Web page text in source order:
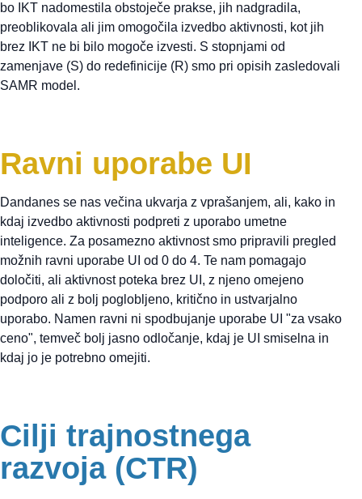
bo IKT nadomestila obstoječe prakse, jih nadgradila,
preoblikovala ali jim omogočila izvedbo aktivnosti, kot jih
brez IKT ne bi bilo mogoče izvesti. S stopnjami od
zamenjave (S) do redefinicije (R) smo pri opisih zasledovali
SAMR model.
Ravni uporabe UI
Dandanes se nas večina ukvarja z vprašanjem, ali, kako in
kdaj izvedbo aktivnosti podpreti z uporabo umetne
inteligence. Za posamezno aktivnost smo pripravili pregled
možnih ravni uporabe UI od 0 do 4. Te nam pomagajo
določiti, ali aktivnost poteka brez UI, z njeno omejeno
podporo ali z bolj poglobljeno, kritično in ustvarjalno
uporabo. Namen ravni ni spodbujanje uporabe UI "za vsako
ceno", temveč bolj jasno odločanje, kdaj je UI smiselna in
kdaj jo je potrebno omejiti.
Cilji trajnostnega
razvoja (CTR)